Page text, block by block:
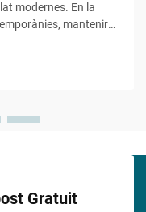
modernes. En la
mantenir
Gratuit